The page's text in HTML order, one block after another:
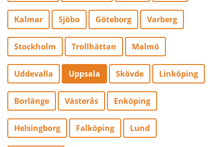
Kalmar Sjöbo Göteborg Varberg
Stockholm Trollhättan Malmö
Uddevalla Uppsala Skövde Linköping
Borlänge Västerås Enköping
Helsingborg Falköping Lund